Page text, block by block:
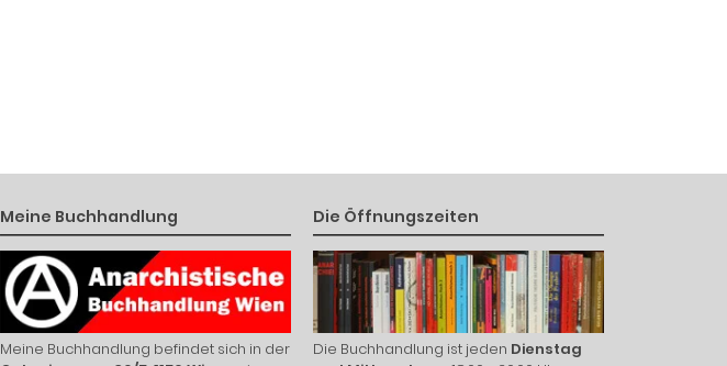
Meine Buchhandlung
Meine Buchhandlung befindet sich in der
Die Öffnungszeiten
Die Buchhandlung ist jeden Dienstag